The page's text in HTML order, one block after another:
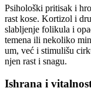
Psihološki pritisak i
rast kose. Kortizol i
slabljenje folikula i
temena ili nekoliko
um, već i stimulišu
njen rast i snagu.
Ishrana i